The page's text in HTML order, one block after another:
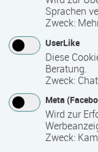
Voraussichtliche
328 Stunde(n)
Termin
Termine auf Anfrage
Sprachen
Zweck:
UserLike
Diese
Beratung.
Zweck:
Meta
Wird zur
Zweck: